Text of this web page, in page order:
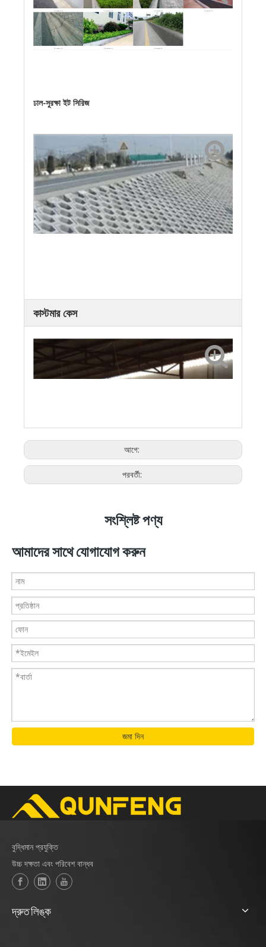
রোড Wdge পাথর রোড Wdge পাথর
রোড Wdge পাথর
ঢাল-সুরক্ষা ইট সিরিজ
ঢাল-সুরক্ষা ইট
কাস্টমার কেস
কেনিয়া
আগে:
পরবর্তী:
সংশ্লিষ্ট পণ্য
আমাদের সাথে যোগাযোগ করুন
জমা দিন
বুদ্ধিমান প্রযুক্তি
উচ্চ দক্ষতা এবং পরিবেশ বান্ধব
দ্রুত লিঙ্ক